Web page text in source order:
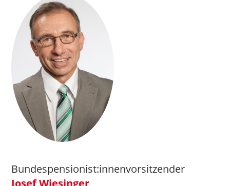
Bundespensionist:innenvorsitzender